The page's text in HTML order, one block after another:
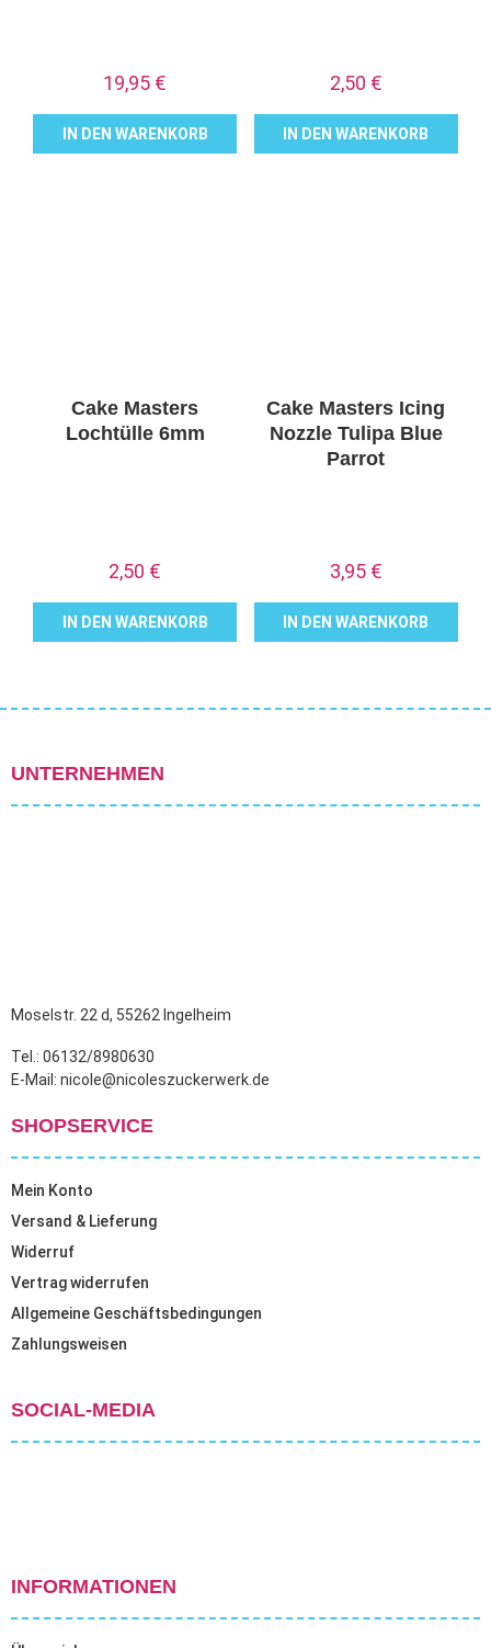
19,95 €
IN DEN WARENKORB
2,50 €
IN DEN WARENKORB
Cake Masters
Lochtülle 6mm
2,50 €
IN DEN WARENKORB
Cake Masters Icing
Nozzle Tulipa Blue
Parrot
3,95 €
IN DEN WARENKORB
UNTERNEHMEN
Moselstr. 22 d, 55262 Ingelheim
Tel.: 06132/8980630
E-Mail: nicole@nicoleszuckerwerk.de
SHOPSERVICE
Mein Konto
Versand & Lieferung
Widerruf
Vertrag widerrufen
Allgemeine Geschäftsbedingungen
Zahlungsweisen
SOCIAL-MEDIA
INFORMATIONEN